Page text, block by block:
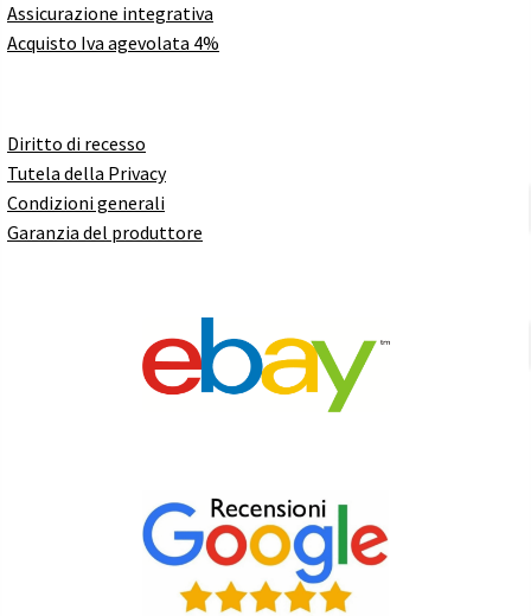
Assicurazione integrativa
Acquisto Iva agevolata 4%
Diritto di recesso
Tutela della Privacy
Condizioni generali
Garanzia del produttore